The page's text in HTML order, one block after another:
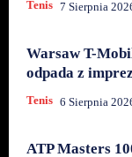
Tenis 7 Sierpnia
Warsaw T-
odpada z
Tenis 6 Sierpnia
ATP Masters